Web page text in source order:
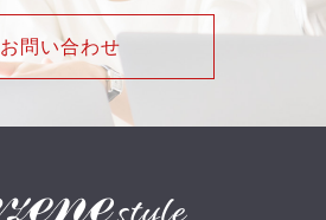
お問い合わせ